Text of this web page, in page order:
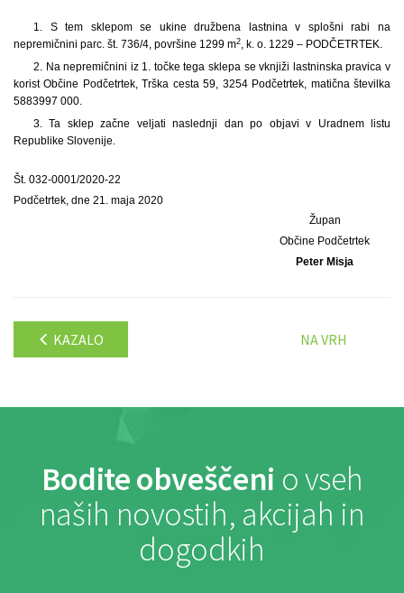
1. S tem sklepom se ukine družbena lastnina v splošni rabi na
nepremičnini parc. št. 736/4, površine 1299 m2, k. o. 1229 – PODČETRTEK.
2. Na nepremičnini iz 1. točke tega sklepa se vknjiži lastninska pravica v
korist Občine Podčetrtek, Trška cesta 59, 3254 Podčetrtek, matična številka
5883997 000.
3. Ta sklep začne veljati naslednji dan po objavi v Uradnem listu
Republike Slovenije.
Št. 032-0001/2020-22
Podčetrtek, dne 21. maja 2020
Župan
Občine Podčetrtek
Peter Misja
KAZALO NA VRH
Bodite obveščeni o vseh
naših novostih, akcijah in
dogodkih